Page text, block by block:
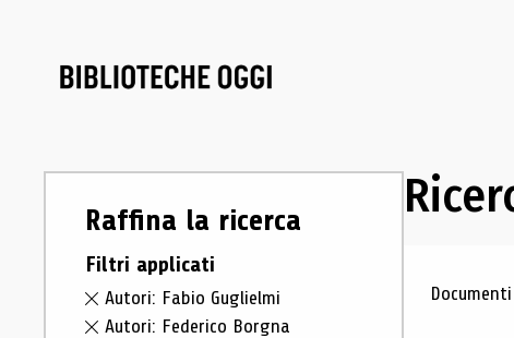
Raffina la ricerca
Filtri applicati
Autori: Fabio Guglielmi
Autori: Federico Borgna